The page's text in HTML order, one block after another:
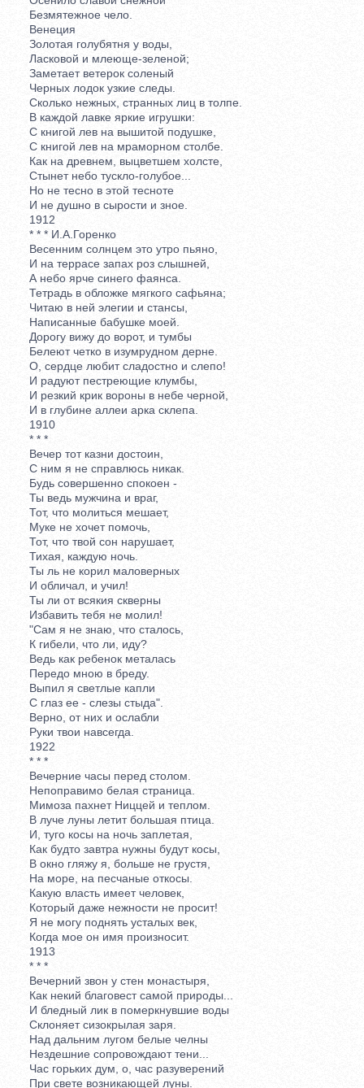
Безмятежное чело.
Венеция
Золотая голубятня у воды,
Ласковой и млеюще-зеленой;
Заметает ветерок соленый
Черных лодок узкие следы.
Сколько нежных, странных лиц в толпе.
В каждой лавке яркие игрушки:
С книгой лев на вышитой подушке,
С книгой лев на мраморном столбе.
Как на древнем, выцветшем холсте,
Стынет небо тускло-голубое...
Но не тесно в этой тесноте
И не душно в сырости и зное.
1912
* * * И.А.Горенко
Весенним солнцем это утро пьяно,
И на террасе запах роз слышней,
А небо ярче синего фаянса.
Тетрадь в обложке мягкого сафьяна;
Читаю в ней элегии и стансы,
Написанные бабушке моей.
Дорогу вижу до ворот, и тумбы
Белеют четко в изумрудном дерне.
О, сердце любит сладостно и слепо!
И радуют пестреющие клумбы,
И резкий крик вороны в небе черной,
И в глубине аллеи арка склепа.
1910
* * *
Вечер тот казни достоин,
С ним я не справлюсь никак.
Будь совершенно спокоен -
Ты ведь мужчина и враг,
Тот, что молиться мешает,
Муке не хочет помочь,
Тот, что твой сон нарушает,
Тихая, каждую ночь.
Ты ль не корил маловерных
И обличал, и учил!
Ты ли от всякия скверны
Избавить тебя не молил!
"Сам я не знаю, что сталось,
К гибели, что ли, иду?
Ведь как ребенок металась
Передо мною в бреду.
Выпил я светлые капли
С глаз ее - слезы стыда".
Верно, от них и ослабли
Руки твои навсегда.
1922
* * *
Вечерние часы перед столом.
Непоправимо белая страница.
Мимоза пахнет Ниццей и теплом.
В луче луны летит большая птица.
И, туго косы на ночь заплетая,
Как будто завтра нужны будут косы,
В окно гляжу я, больше не грустя,
На море, на песчаные откосы.
Какую власть имеет человек,
Который даже нежности не просит!
Я не могу поднять усталых век,
Когда мое он имя произносит.
1913
* * *
Вечерний звон у стен монастыря,
Как некий благовест самой природы...
И бледный лик в померкнувшие воды
Склоняет сизокрылая заря.
Над дальним лугом белые челны
Нездешние сопровождают тени...
Час горьких дум, о, час разуверений
При свете возникающей луны.